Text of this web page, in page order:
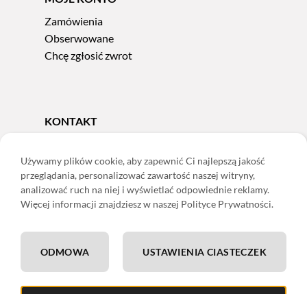
Zamówienia
Obserwowane
Chcę zgłosić zwrot
KONTAKT
e-mail:sklep@adoris.pl
poniedziałek - piątek 8:00-16:00
Adoris Dorota Święcka
58-502 Jelenia Góra
ING: 22 1050 1751 1000 0091 0971 2688
Używamy plików cookie, aby zapewnić Ci najlepszą jakość
przeglądania, personalizować zawartość naszej witryny,
analizować ruch na niej i wyświetlać odpowiednie reklamy.
Więcej informacji znajdziesz w naszej Polityce Prywatności.
USTAWIENIA CIASTECZEK
ODMOWA